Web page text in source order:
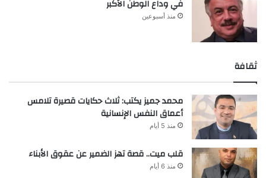
في وداع الوطن الأكبر
منذ أسبوعين
ثقافة
محمد جميز يكتب: ثلاث حكايات قصيرة تلامس
أعماق النفس الإنسانية
منذ 5 أيام
قلب ميت.. قصة تهز الضمير عن عقوق الأبناء
منذ 6 أيام